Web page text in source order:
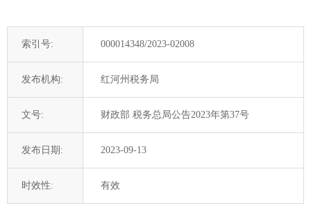
索引号: 000014348/2023-02008
发布机构: 红河州税务局
文号: 财政部 税务总局公告2023年第37号
发布日期: 2023-09-13
时效性: 有效